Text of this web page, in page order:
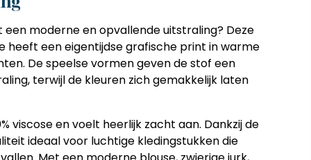
moderne en opvallende uitstraling? Deze
heeft een eigentijdse grafische print in warme
De speelse vormen geven de stof een
terwijl de kleuren zich gemakkelijk laten
viscose en voelt heerlijk zacht aan. Dankzij de
ideaal voor luchtige kledingstukken die